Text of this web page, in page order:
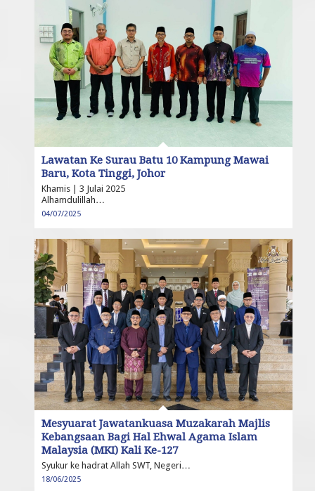
Lawatan Ke Surau Batu 10 Kampung Mawai
Baru, Kota Tinggi, Johor
Khamis | 3 Julai 2025
Alhamdulillah…
04/07/2025
Mesyuarat Jawatankuasa Muzakarah Majlis
Kebangsaan Bagi Hal Ehwal Agama Islam
Malaysia (MKI) Kali Ke-127
Syukur ke hadrat Allah SWT, Negeri…
18/06/2025